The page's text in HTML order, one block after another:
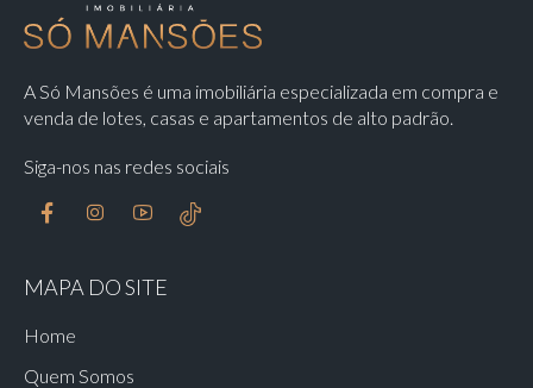
A Só Mansões é uma imobiliária especializada em compra e
venda de lotes, casas e apartamentos de alto padrão.
Siga-nos nas redes sociais
MAPA DO SITE
Home
Quem Somos